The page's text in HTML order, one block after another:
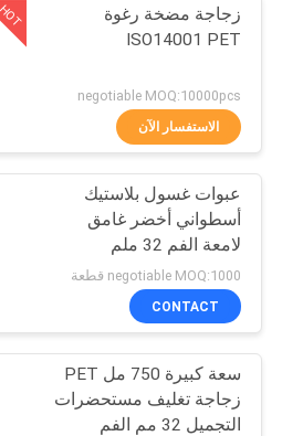
جولة
المعمل
مراقبة
الجودة
اتصل
أخبار
مضخة موزع
مضخة غسول
37
زجاجة مضخة رغوة
ISO14001 PET
negotiable MOQ:10000pcs
الاستفسار الآن
عبوات غسول بلاستيك
أسطواني أخضر غامق
لامعة الفم 32 ملم
negotiable MOQ:1000 قطعة
CONTACT
سعة كبيرة 750 مل PET
زجاجة تغليف مستحضرات
التجميل 32 مم الفم